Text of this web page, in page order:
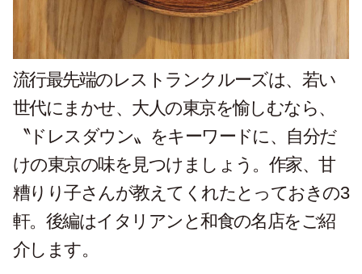
流行最先端のレストランクルーズは、若い
世代にまかせ、大人の東京を愉しむなら、
〝ドレスダウン〟をキーワードに、自分だ
けの東京の味を見つけましょう。作家、甘
糟りり子さんが教えてくれたとっておきの3
軒。後編はイタリアンと和食の名店をご紹
介します。